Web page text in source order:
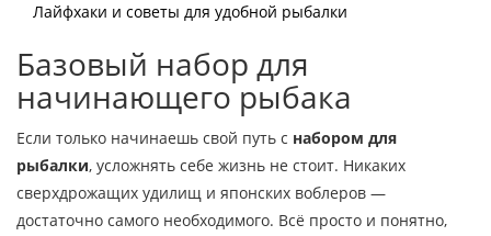
Лайфхаки и советы для удобной рыбалки
Базовый набор для
начинающего рыбака
Если только начинаешь свой путь с набором для
рыбалки, усложнять себе жизнь не стоит. Никаких
сверхдрожащих удилищ и японских воблеров —
достаточно самого необходимого. Всё просто и понятно,